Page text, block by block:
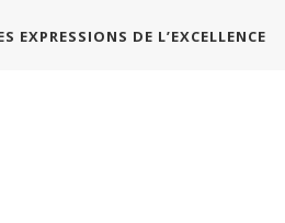
EXPRESSIONS DE L’EXCELLENCE